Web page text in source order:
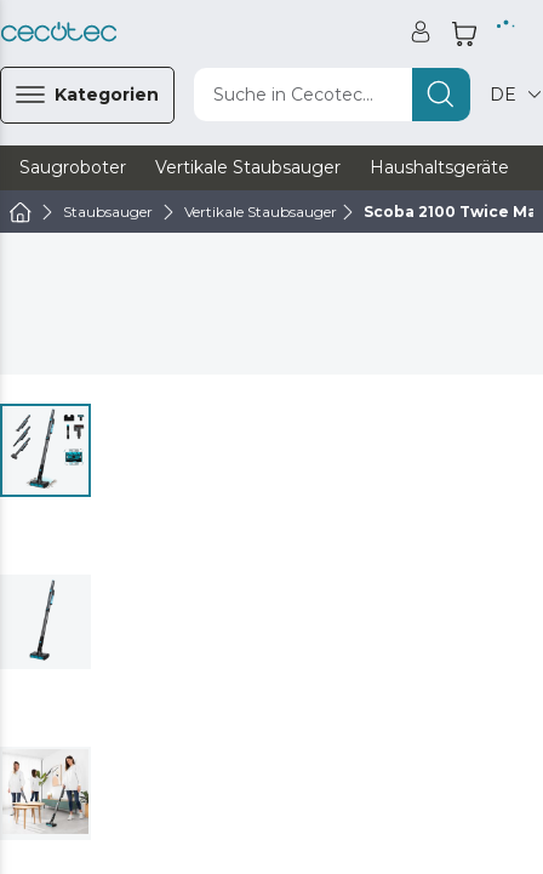
Kategorien Suche in Cecotec... DE
Saugroboter Vertikale Staubsauger Haushaltsgeräte
Staubsauger Vertikale Staubsauger Scoba 2100 Twice